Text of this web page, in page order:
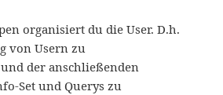
organisiert du die User. D.h.
von Usern zu
der anschließenden
Set und Querys zu